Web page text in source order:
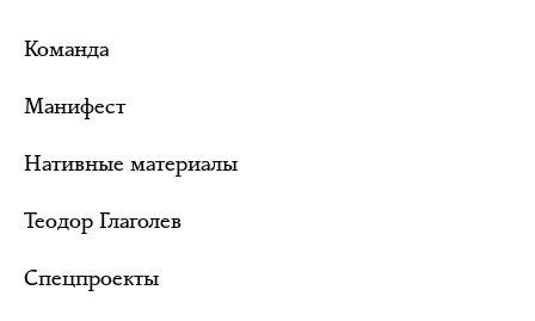
Команда
Манифест
Нативные материалы
Теодор Глаголев
Спецпроекты